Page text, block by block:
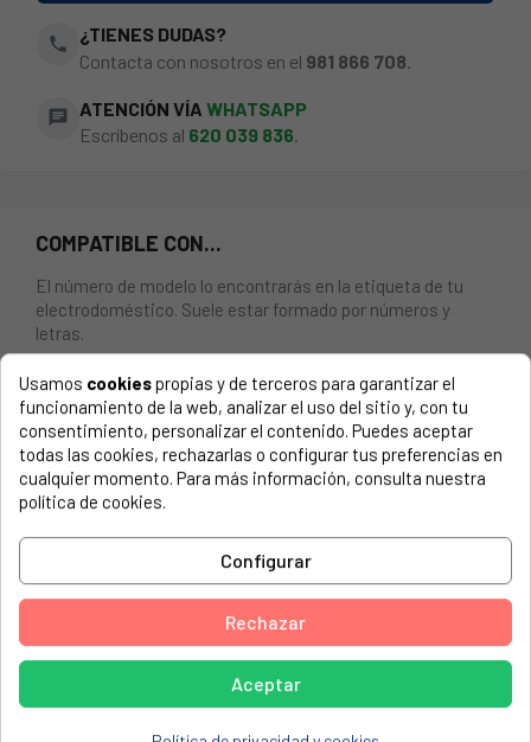
phone
¿TIENES DUDAS?
Contacta con nosotros en el 981 866 708
chat ATENCIÓN VÍA WHATSAPP
Escríbenos al 620 039 836.
COMPATIBLE CON...
El número de modelo lo encontrarás en la etiqueta de tu
electrodoméstico. Suele estar formado por números y
letras.
RESISTENCIA INFERIOR HORNO BAUKNECHT, IGNIS,
IKEA, WHIRLPOOL. 1450 W. 230 V.
BAUKNECHT, 855609504000 BLZE 6205/IN
BAUKNECHT, 855609504000 BLZE 6205/IN
BAUKNECHT, 855610022000 ESZH 5862/BR
BAUKNECHT, 855610022010 ESZH 5862/IN
Usamos cookiespropias y de terceros para garantizar el
funcionamiento de la web, analizar el uso del sitio y, con tu
consentimiento, personalizar el contenido. Puedes aceptar
todas las cookies, rechazarlas o configurar tus preferencias en
cualquier momento. Para más información, consulta nuestra
política de cookies.
Configurar
Rechazar
Aceptar